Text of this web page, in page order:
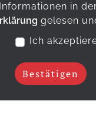
in
gelesen
Ich